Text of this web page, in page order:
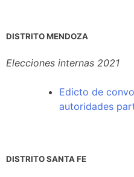
DISTRITO MENDOZA
Elecciones internas 2021
Edicto de
autoridades
DISTRITO SANTA FE